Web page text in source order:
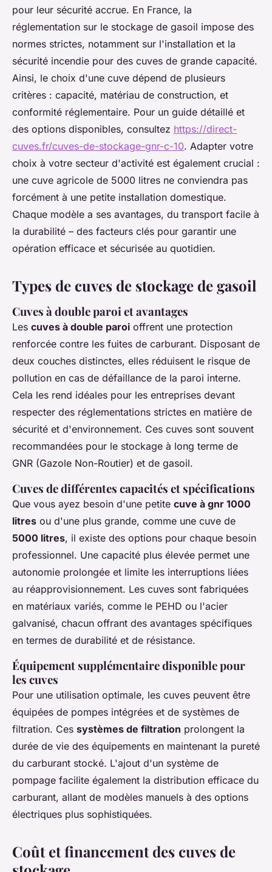
pour leur sécurité accrue. En France, la
réglementation sur le stockage de gasoil impose des
normes strictes, notamment sur l'installation et la
sécurité incendie pour des cuves de grande capacité.
Ainsi, le choix d'une cuve dépend de plusieurs
critères : capacité, matériau de construction, et
conformité réglementaire. Pour un guide détaillé et
des options disponibles, consultez https://direct-
cuves.fr/cuves-de-stockage-gnr-c-10. Adapter votre
choix à votre secteur d'activité est également crucial :
une cuve agricole de 5000 litres ne conviendra pas
forcément à une petite installation domestique.
Chaque modèle a ses avantages, du transport facile à
la durabilité – des facteurs clés pour garantir une
opération efficace et sécurisée au quotidien.
Types de cuves de stockage de gasoil
Cuves à double paroi et avantages
Les cuves à double paroi offrent une protection
renforcée contre les fuites de carburant. Disposant de
deux couches distinctes, elles réduisent le risque de
pollution en cas de défaillance de la paroi interne.
Cela les rend idéales pour les entreprises devant
respecter des réglementations strictes en matière de
sécurité et d'environnement. Ces cuves sont souvent
recommandées pour le stockage à long terme de
GNR (Gazole Non-Routier) et de gasoil.
Cuves de différentes capacités et spécifications
Que vous ayez besoin d'une petite cuve à gnr 1000
litres ou d'une plus grande, comme une cuve de
5000 litres, il existe des options pour chaque besoin
professionnel. Une capacité plus élevée permet une
autonomie prolongée et limite les interruptions liées
au réapprovisionnement. Les cuves sont fabriquées
en matériaux variés, comme le PEHD ou l'acier
galvanisé, chacun offrant des avantages spécifiques
en termes de durabilité et de résistance.
Équipement supplémentaire disponible pour
les cuves
Pour une utilisation optimale, les cuves peuvent être
équipées de pompes intégrées et de systèmes de
filtration. Ces systèmes de filtration prolongent la
durée de vie des équipements en maintenant la pureté
du carburant stocké. L'ajout d'un système de
pompage facilite également la distribution efficace du
carburant, allant de modèles manuels à des options
électriques plus sophistiquées.
Coût et financement des cuves de